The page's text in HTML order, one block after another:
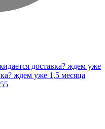
доставка? ждем уже
ждем уже 1,5 месяца